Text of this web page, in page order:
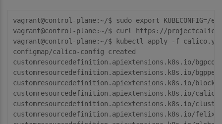
vagrant@control-plane:~/$ sudo export
vagrant@control-plane:~/$ curl https ://
vagrant@control-plane:~/$ kubectl apply -f
configmap/calico-config created
customresourcedefinition.apiextensions.k8s. io/
customresourcedefinition.apiextensions.k8s. io/
customresourcedefinition.apiextensions.k8s. io/
customresourcedefinition.apiextensions.k8s. io/
customresourcedefinition.apiextensions.k8s. io/
customresourcedefinition.apiextensions.k8s. io/